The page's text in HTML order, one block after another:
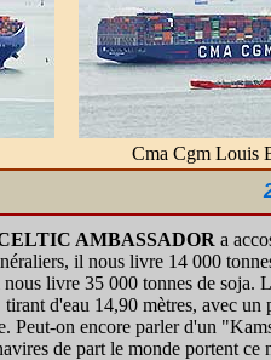
Cma Cgm Louis
AMBASSADOR a
il nous livre 14 000
livre 35 000 tonnes de soja.
tirant d'eau 14,90 mètres, avec
Peut-on encore parler d'un
de part le monde portent ce